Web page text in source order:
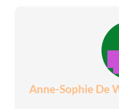
Anne-Sophie De